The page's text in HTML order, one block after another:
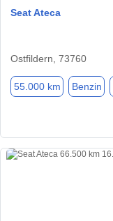
Seat Ateca
Ostfildern, 73760
55.000 km Benzin